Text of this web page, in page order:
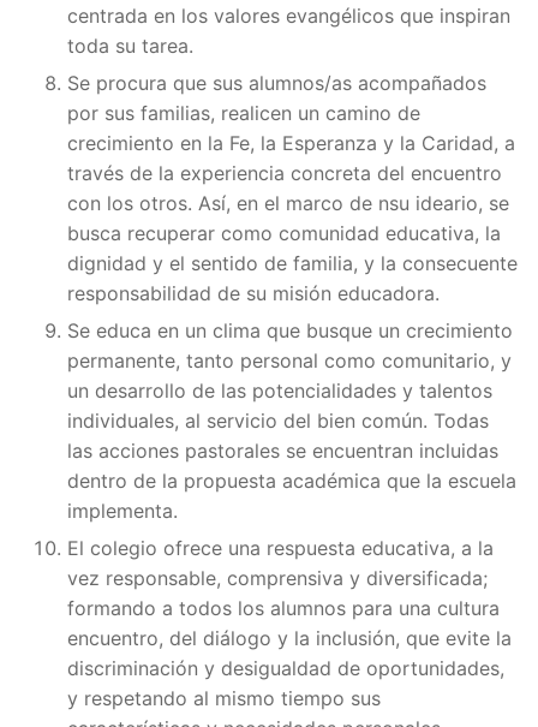
centrada en los valores evangélicos que inspiran
toda su tarea.
Se procura que sus alumnos/as acompañados
por sus familias, realicen un camino de
crecimiento en la Fe, la Esperanza y la Caridad, a
través de la experiencia concreta del encuentro
con los otros. Así, en el marco de nsu ideario, se
busca recuperar como comunidad educativa, la
dignidad y el sentido de familia, y la consecuente
responsabilidad de su misión educadora.
Se educa en un clima que busque un crecimiento
permanente, tanto personal como comunitario, y
un desarrollo de las potencialidades y talentos
individuales, al servicio del bien común. Todas
las acciones pastorales se encuentran incluidas
dentro de la propuesta académica que la escuela
implementa.
El colegio ofrece una respuesta educativa, a la
vez responsable, comprensiva y diversificada;
formando a todos los alumnos para una cultura
encuentro, del diálogo y la inclusión, que evite la
discriminación y desigualdad de oportunidades,
y respetando al mismo tiempo sus